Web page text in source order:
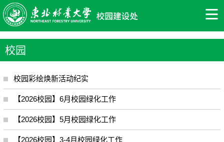
校园
校园彩绘焕新活动纪实
【2026校园】6月校园绿化工作
【2026校园】5月校园绿化工作
【2026校园】3-4月校园绿化工作